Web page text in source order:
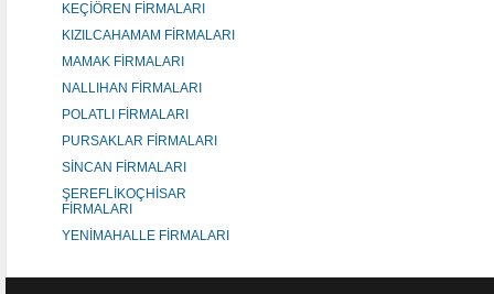
KEÇİÖREN FİRMALARI
KIZILCAHAMAM FİRMALARI
MAMAK FİRMALARI
NALLIHAN FİRMALARI
POLATLI FİRMALARI
PURSAKLAR FİRMALARI
SİNCAN FİRMALARI
ŞEREFLİKOÇHİSAR
FİRMALARI
YENİMAHALLE FİRMALARI